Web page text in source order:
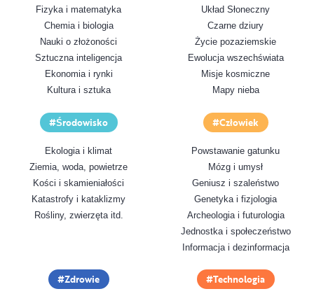
Fizyka i matematyka
Chemia i biologia
Nauki o złożoności
Sztuczna inteligencja
Ekonomia i rynki
Kultura i sztuka
Układ Słoneczny
Czarne dziury
Życie pozaziemskie
Ewolucja wszechświata
Misje kosmiczne
Mapy nieba
Środowisko
Ekologia i klimat
Ziemia, woda, powietrze
Kości i skamieniałości
Katastrofy i kataklizmy
Rośliny, zwierzęta itd.
Człowiek
Powstawanie gatunku
Mózg i umysł
Geniusz i szaleństwo
Genetyka i fizjologia
Archeologia i futurologia
Jednostka i społeczeństwo
Informacja i dezinformacja
Zdrowie Technologia